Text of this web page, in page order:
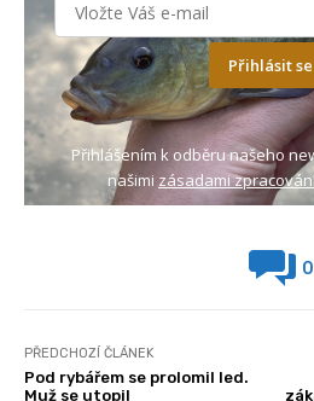
Přihlásit se
Přihlášením k odběru našeho
našimi zásadami
0
PŘEDCHOZÍ ČLÁNEK
Pod rybářem se prolomil led.
Muž se utopil